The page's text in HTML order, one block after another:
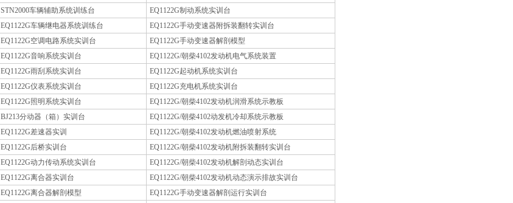
STN2000车辆辅助系统训练台
EQ1122G制动系统实训台
EQ1122G车辆继电器系统训练台
EQ1122G手动变速器附拆装翻转实训台
EQ1122G空调电路系统实训台
EQ1122G手动变速器解剖模型
EQ1122G音响系统实训台
EQ1122G/朝柴4102发动机电气系统装置
EQ1122G雨刮系统实训台
EQ1122G起动机系统实训台
EQ1122G仪表系统实训台
EQ1122G充电机系统实训台
EQ1122G照明系统实训台
EQ1122G/朝柴4102发动机润滑系统示教板
BJ213分动器（箱）实训台
EQ1122G/朝柴4102动发机冷却系统示教板
EQ1122G差速器实训
EQ1122G/朝柴4102发动机燃油喷射系统
EQ1122G后桥实训台
EQ1122G/朝柴4102发动机附拆装翻转实训台
EQ1122G动力传动系统实训台
EQ1122G/朝柴4102发动机解剖动态实训台
EQ1122G离合器实训台
EQ1122G/朝柴4102发动机动态演示排故实训台
EQ1122G离合器解剖模型
EQ1122G手动变速器解剖运行实训台